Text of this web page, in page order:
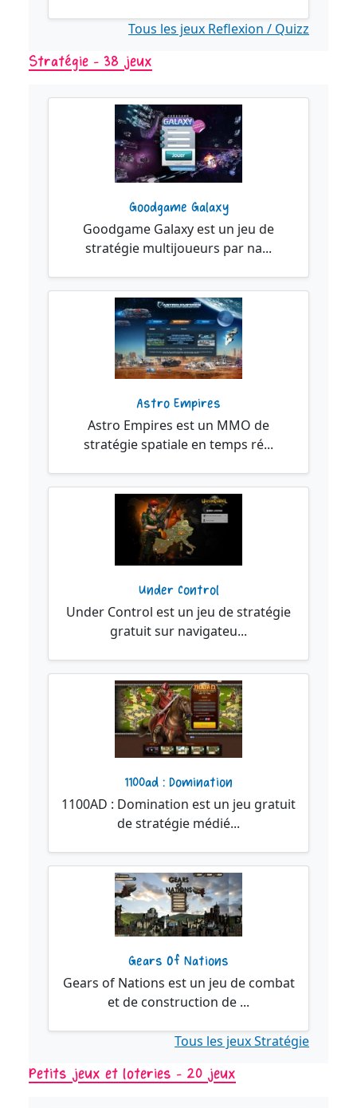
Tous les jeux Reflexion / Quizz
Stratégie - 38 jeux
Goodgame Galaxy
Goodgame Galaxy est un jeu de
stratégie multijoueurs par na...
Astro Empires
Astro Empires est un MMO de
stratégie spatiale en temps ré...
Under Control
Under Control est un jeu de stratégie
gratuit sur navigateu...
1100ad : Domination
1100AD : Domination est un jeu gratuit
de stratégie médié...
Gears Of Nations
Gears of Nations est un jeu de combat
et de construction de ...
Tous les jeux Stratégie
Petits jeux et loteries - 20 jeux